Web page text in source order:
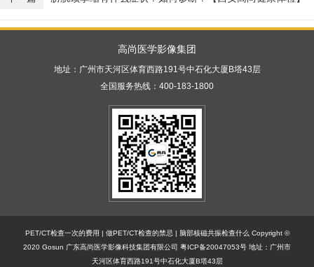
高尚医学影像集团
地址：广州市天河区体育西路191号中石化大厦B塔43层
全国服务热线：400-183-1800
PET/CT检查一次的费用 | 做PET/CT检查的禁忌 | 脑部核磁共振检查什么 Copyright ©
2020 Gosun 广东高尚医学影像科技集团有限公司 粤ICP备20047053号 地址：广州市
天河区体育西路191号中石化大厦B塔43层